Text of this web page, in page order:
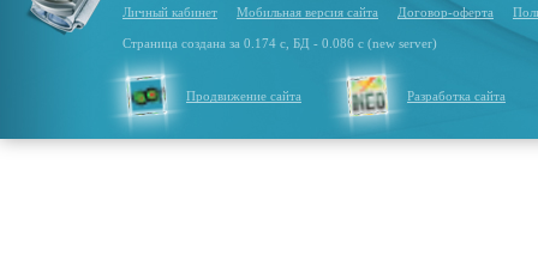
Личный кабинет Мобильная версия сайта Договор-оферта
Страница создана за 0.174 с, БД - 0.086 с (new server)
Продвижение сайта Разработка сайта